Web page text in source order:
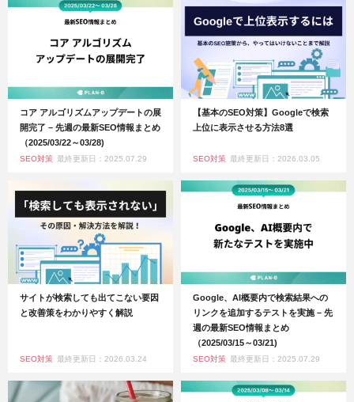
コア アルゴリズムアップデートの展
開完了 – 先週の最新SEO情報まとめ
（2025/03/22～03/28)
SEO対策 最終更新日：2025.07.29
【基本のSEO対策】Googleで検索
上位に表示させる方法8選
SEO対策 最終更新日：2026.03.05
サイトが検索しても出てこない要因
と改善策をわかりやすく解説
SEO対策 最終更新日：2026.03.24
Google、AI概要内で検索結果への
リンクを追加するテストを実施 – 先
週の最新SEO情報まとめ
（2025/03/15～03/21)
SEO対策 最終更新日：2025.07.29